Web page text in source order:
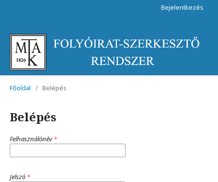
Bejelentkezés
Főoldal / Belépés
Belépés
Felhasználónév*
Jelszó *